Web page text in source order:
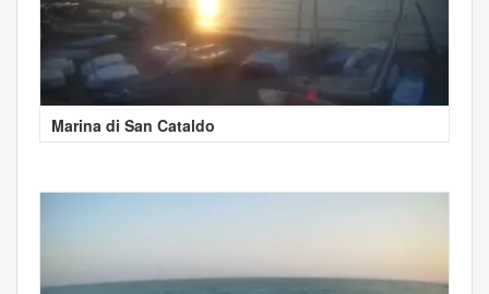
Marina di San Cataldo